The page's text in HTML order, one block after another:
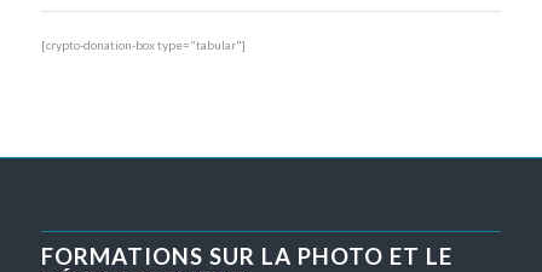
[crypto-donation-box type="tabular"]
FORMATIONS SUR LA PHOTO ET LE